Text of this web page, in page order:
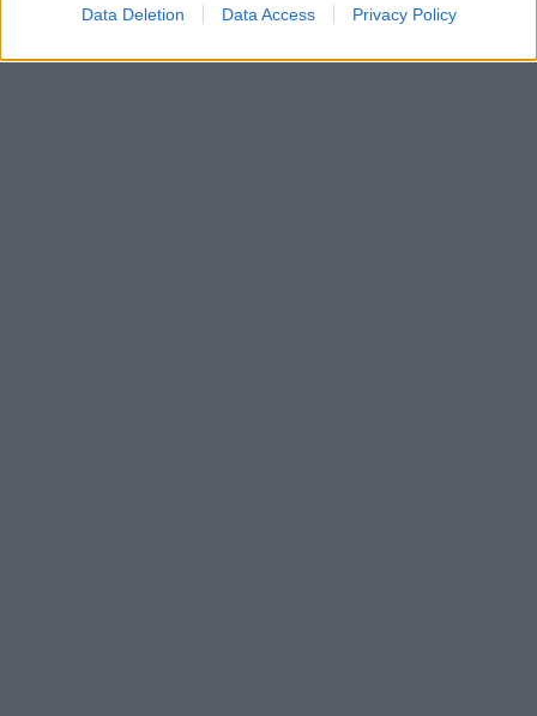
Data Deletion Data Access Privacy Policy